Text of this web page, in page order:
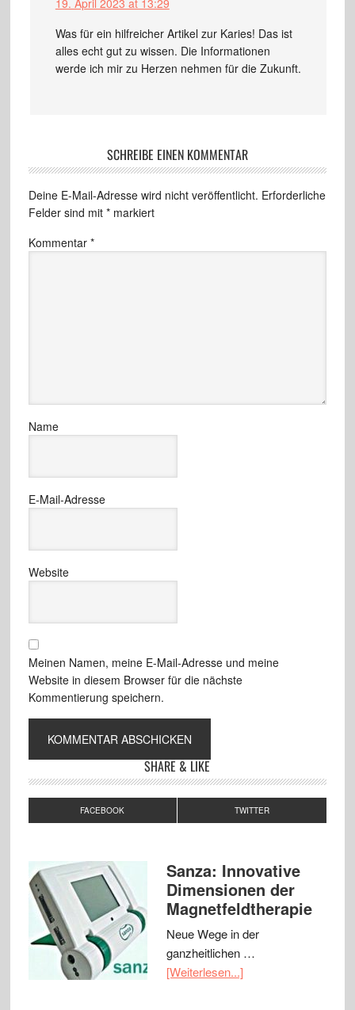
Was für ein hilfreicher Artikel zur Karies! Das ist
alles echt gut zu wissen. Die Informationen
werde ich mir zu Herzen nehmen für die Zukunft.
SCHREIBE EINEN KOMMENTAR
Deine E-Mail-Adresse wird nicht veröffentlicht. Erforderliche
Felder sind mit *markiert
Kommentar *
Name
E-Mail-Adresse
Website
Meinen Namen, meine E-Mail-Adresse und meine
Website in diesem Browser für die nächste
Kommentierung speichern.
SHARE & LIKE
FACEBOOK TWITTER
Sanza: Innovative
Dimensionen der
Magnetfeldtherapie
Neue Wege in der
ganzheitlichen …
[Weiterlesen...]